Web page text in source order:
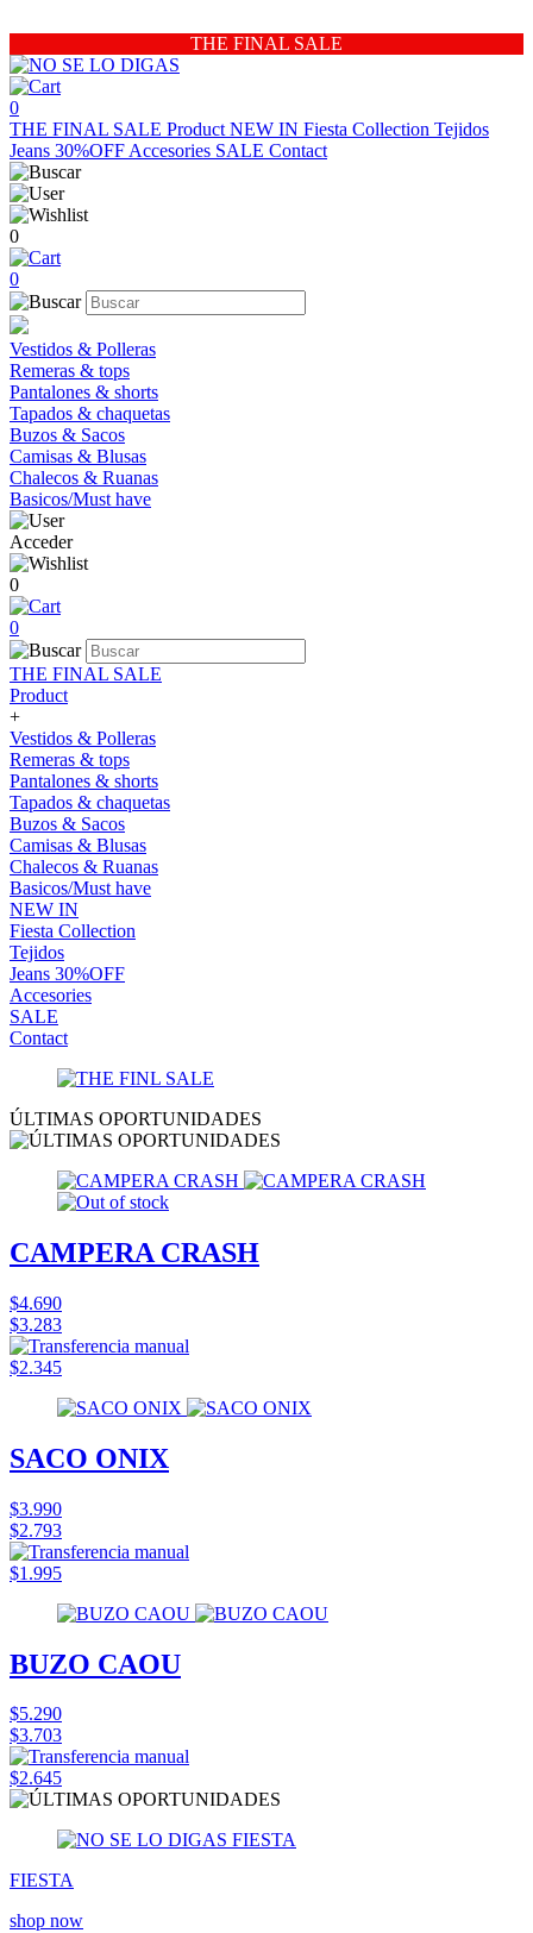
THE FINAL SALE
0
THE FINAL SALE Product NEW IN Fiesta Collection Tejidos
Jeans 30%OFF Accesories SALE Contact
0
0
Vestidos & Polleras
Remeras & tops
Pantalones & shorts
Tapados & chaquetas
Buzos & Sacos
Camisas & Blusas
Chalecos & Ruanas
Basicos/Must have
Acceder
0
0
THE FINAL SALE
Product
+
Vestidos & Polleras
Remeras & tops
Pantalones & shorts
Tapados & chaquetas
Buzos & Sacos
Camisas & Blusas
Chalecos & Ruanas
Basicos/Must have
NEW IN
Fiesta Collection
Tejidos
Jeans 30%OFF
Accesories
SALE
Contact
ÚLTIMAS OPORTUNIDADES
CAMPERA CRASH
$4.690
$3.283
$2.345
SACO ONIX
$3.990
$2.793
$1.995
BUZO CAOU
$5.290
$3.703
$2.645
FIESTA
shop now